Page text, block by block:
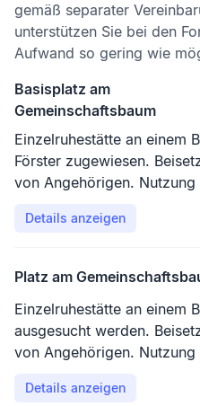
gemäß separater
unterstützen Sie bei den
Aufwand so gering wie
Basisplatz am
Gemeinschaftsbaum
Einzelruhestätte an einem
Förster zugewiesen. Beisetzung der Urne in Begleitung
von Angehörigen.
Details anzeigen
Platz am
Einzelruhestätte an einem
ausgesucht werden.
von Angehörigen.
Details anzeigen